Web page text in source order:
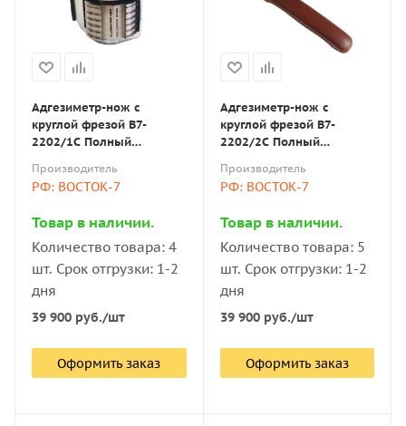
Адгезиметр-нож с
круглой фрезой В7-
2202/1С Полный
(шаг 1 мм)
Производитель
РФ: ВОСТОК-7
Товар в наличии.
Количество товара: 4
шт. Срок отгрузки: 1-2
дня
39 900 руб./шт
Оформить заказ
Адгезиметр-нож с
круглой фрезой В7-
2202/2С Полный
лезвий (шаг 1 мм)
Производитель
РФ: ВОСТОК-7
Товар в наличии.
Количество товара: 5
шт. Срок отгрузки: 1-2
дня
39 900руб./шт
Оформить заказ